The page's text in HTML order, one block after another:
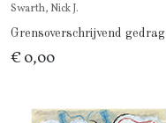
Swarth, Nick J.
Grensoverschrijvend gedrag
€ 0,00